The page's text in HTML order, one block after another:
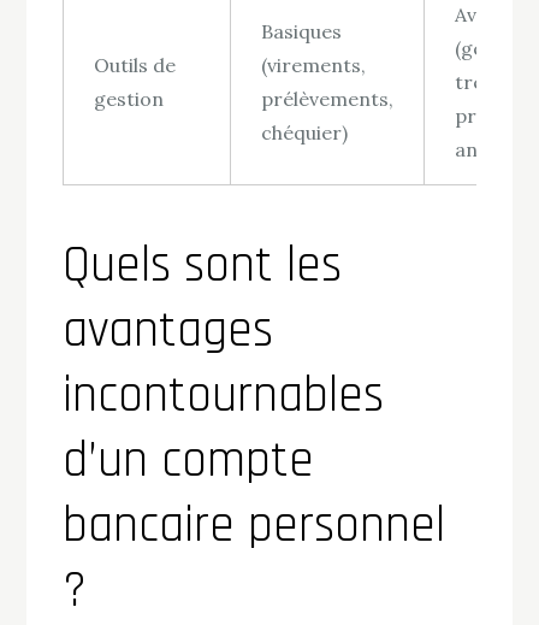
Outils de
gestion
Basiques
(virements,
prélèvements,
chéquier)
Avancés
(gestion
prêts,
Quels sont les
avantages
incontournables
d’un compte
bancaire personnel
?